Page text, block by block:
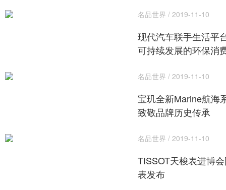
名品世界 / 2019-11-10
现代汽车联手生活平
可持续发展的环保消
名品世界 / 2019-11-10
宝玑全新Marine航海
致敬品牌历史传承
名品世界 / 2019-11-10
TISSOT天梭表进博
表发布